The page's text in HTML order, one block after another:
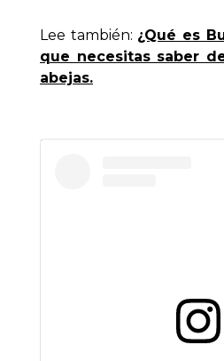
Lee también: ¿Qué es
que necesitas saber
abejas.